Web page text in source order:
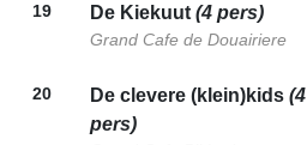
19 De Kiekuut (4 pers)
Grand Cafe de Douairiere
20 De clevere (klein)kids (4
pers)